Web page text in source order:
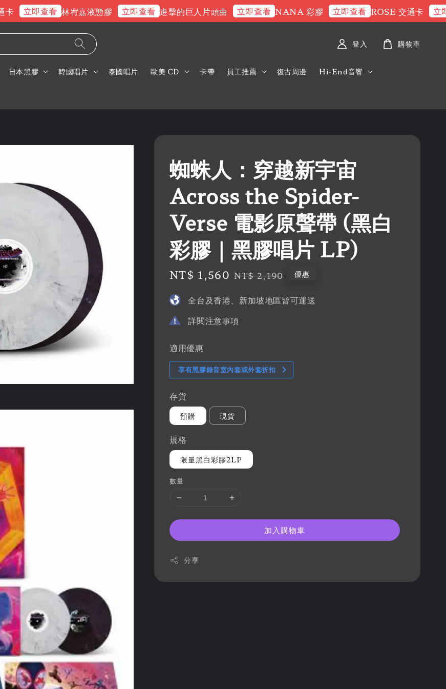
立即查看 林宥嘉液態膠 立即查看 進擊的巨人片頭曲 立即查看 NANA 彩膠 立即查看 ROSE 交通卡 立即查
日本黑膠 韓國唱片 泰國唱片 歐美 CD 卡帶 員工推薦 復古周邊 Hi-End音響
登入 購物車
蜘蛛人：穿越新宇宙
Across the Spider-
Verse 電影原聲帶 (黑白
彩膠｜黑膠唱片 LP)
Sale
NT$ 1,560 Regular
NT$ 2,190 優惠
全台及香港、新加坡地區皆可運送
詳閱注意事項
適用優惠
享有黑膠錄音室內套或外套折扣
存貨
預購 現貨
規格
限量黑白彩膠2LP
數量
加入購物車
分享